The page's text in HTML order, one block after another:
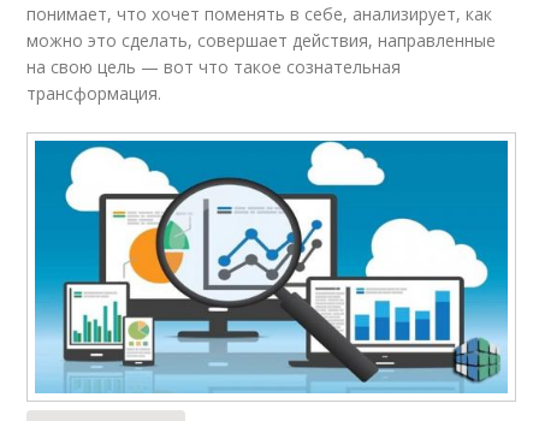
понимает, что хочет поменять в себе, анализирует, как
можно это сделать, совершает действия, направленные
на свою цель — вот что такое сознательная
трансформация.